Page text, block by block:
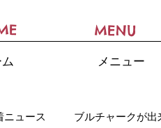
MENU
メニュー
ニュース ブルチャークが出